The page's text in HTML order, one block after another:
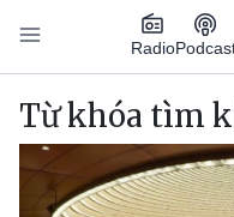
Nhảy đến nội dung
Radio
Main navigation
Từ khóa tìm